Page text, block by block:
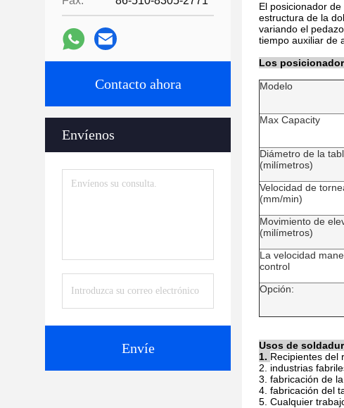
Contacto ahora
Envíenos
Envíe
El posicionador
estructura de la
variando el
tiempo auxiliar de
Los
Modelo
Max Capacity
Diámetro de la
(milímetros)
Velocidad de
(mm/min)
Movimiento de
(milímetros)
La velocidad
control
Opción:
Usos de
1. Recipientes del
2. industrias
3. fabricación de
4. fabricación del
5. Cualquier